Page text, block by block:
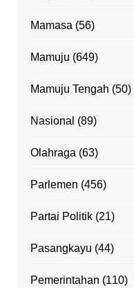
Mamasa (56)
Mamuju (649)
Mamuju Tengah (50)
Nasional (89)
Olahraga (63)
Parlemen (456)
Partai Politik(21)
Pasangkayu (44)
Pemerintahan (110)